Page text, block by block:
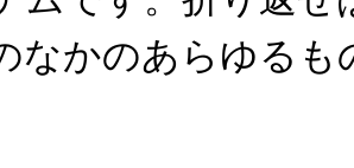
なかのあらゆるも